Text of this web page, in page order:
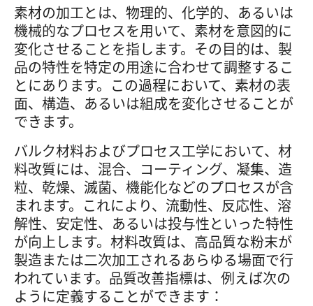
素材の加工とは、物理的、化学的、あるいは
機械的なプロセスを用いて、素材を意図的に
変化させることを指します。その目的は、製
品の特性を特定の用途に合わせて調整するこ
とにあります。この過程において、素材の表
面、構造、あるいは組成を変化させることが
できます。
バルク材料およびプロセス工学において、材
料改質には、混合、コーティング、凝集、造
粒、乾燥、滅菌、機能化などのプロセスが含
まれます。これにより、流動性、反応性、溶
解性、安定性、あるいは投与性といった特性
が向上します。材料改質は、高品質な粉末が
製造または二次加工されるあらゆる場面で行
われています。品質改善指標は、例えば次の
ように定義することができます：